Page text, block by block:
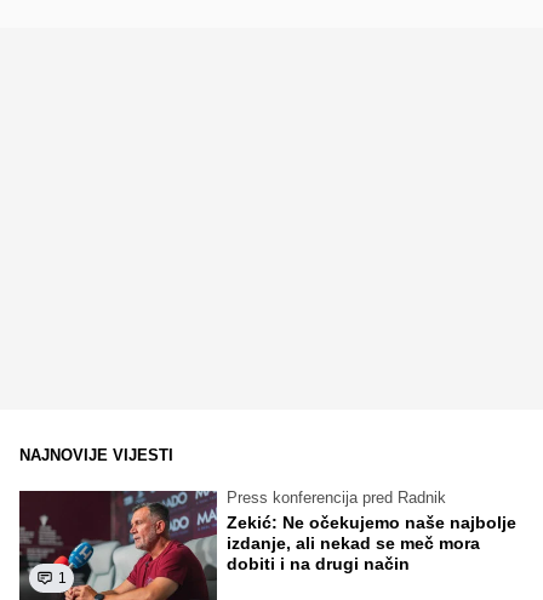
NAJNOVIJE VIJESTI
1
Press konferencija pred Radnik
Zekić: Ne očekujemo naše najbolje
izdanje, ali nekad se meč mora
dobiti i na drugi način